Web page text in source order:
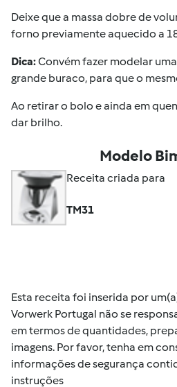
Deixe que a massa dobre de
forno previamente aquecido a
Dica:Convém fazer modelar
grande buraco, para que o
Ao retirar o bolo e ainda em
dar brilho.
Modelo
Receita criada para
TM31
Esta receita foi inserida por
Vorwerk Portugal não se
em termos de quantidades,
imagens. Por favor, tenha em
informações de segurança
instruções